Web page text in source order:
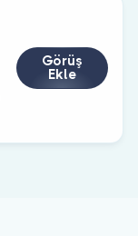
Görüş
Ekle